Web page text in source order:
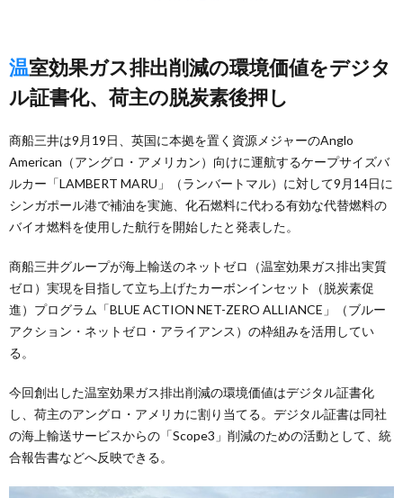
温室効果ガス排出削減の環境価値をデジタ
ル証書化、荷主の脱炭素後押し
商船三井は9月19日、英国に本拠を置く資源メジャーのAnglo
American（アングロ・アメリカン）向けに運航するケープサイズバ
ルカー「LAMBERT MARU」（ランバートマル）に対して9月14日に
シンガポール港で補油を実施、化石燃料に代わる有効な代替燃料の
バイオ燃料を使用した航行を開始したと発表した。
商船三井グループが海上輸送のネットゼロ（温室効果ガス排出実質
ゼロ）実現を目指して立ち上げたカーボンインセット（脱炭素促
進）プログラム「BLUE ACTION NET-ZERO ALLIANCE」（ブルー
アクション・ネットゼロ・アライアンス）の枠組みを活用してい
る。
今回創出した温室効果ガス排出削減の環境価値はデジタル証書化
し、荷主のアングロ・アメリカに割り当てる。デジタル証書は同社
の海上輸送サービスからの「Scope3」削減のための活動として、統
合報告書などへ反映できる。